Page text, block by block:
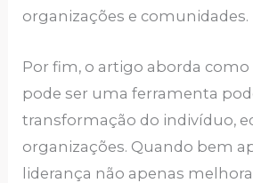
organizações e comunidades.
Por fim, o artigo aborda como
pode ser uma ferramenta
transformação do indivíduo,
organizações. Quando bem
liderança não apenas